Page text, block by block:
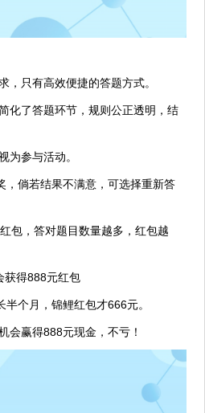
，只有高效便捷的答题方式。
化了答题环节，规则公正透明，结
为参与活动。
，倘若结果不满意，可选择重新答
包，答对题目数量越多，红包越
获得888元红包
半个月，锦鲤红包才666元。
会赢得888元现金，不亏！